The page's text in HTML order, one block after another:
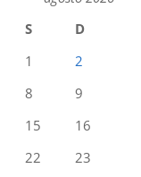
S
D
1
2
8
9
15
16
22
23